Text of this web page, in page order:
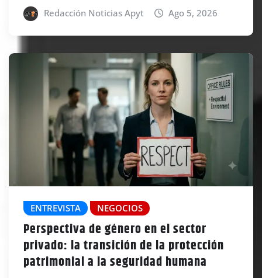
Redacción Noticias Apyt Ago 5, 2026
ENTREVISTA NEGOCIOS
Perspectiva de género en el sector
privado: la transición de la protección
patrimonial a la seguridad humana